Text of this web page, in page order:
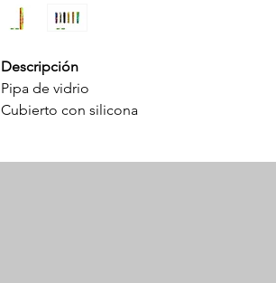
Descripción
Pipa de vidrio
Cubierto con silicona